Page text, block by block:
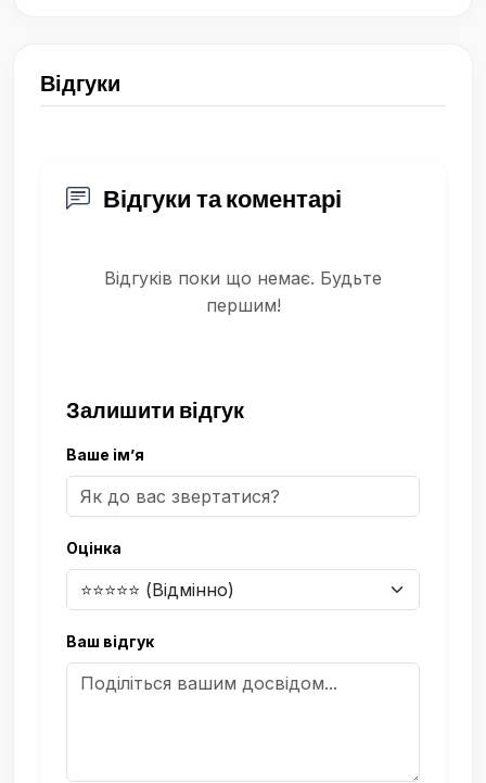
Відгуки
Відгуки та коментарі
Відгуків поки що немає. Будьте
першим!
Залишити відгук
Ваше ім’я
Оцінка
Ваш відгук